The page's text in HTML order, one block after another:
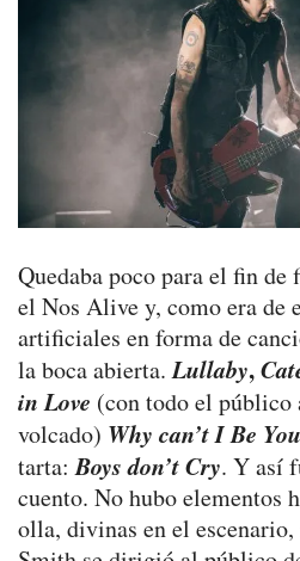
Quedaba poco para el fin de
el Nos Alive y, como era de
artificiales en forma de
la boca abierta.Lullaby,
in Love (con todo el público
volcado) Why can’t I Be You
tarta:Boys don’t Cry. Y así
cuento. No hubo elementos
olla, divinas en el